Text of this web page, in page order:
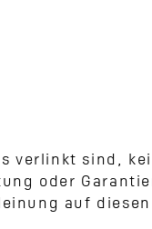
verlinkt sind,
oder
auf